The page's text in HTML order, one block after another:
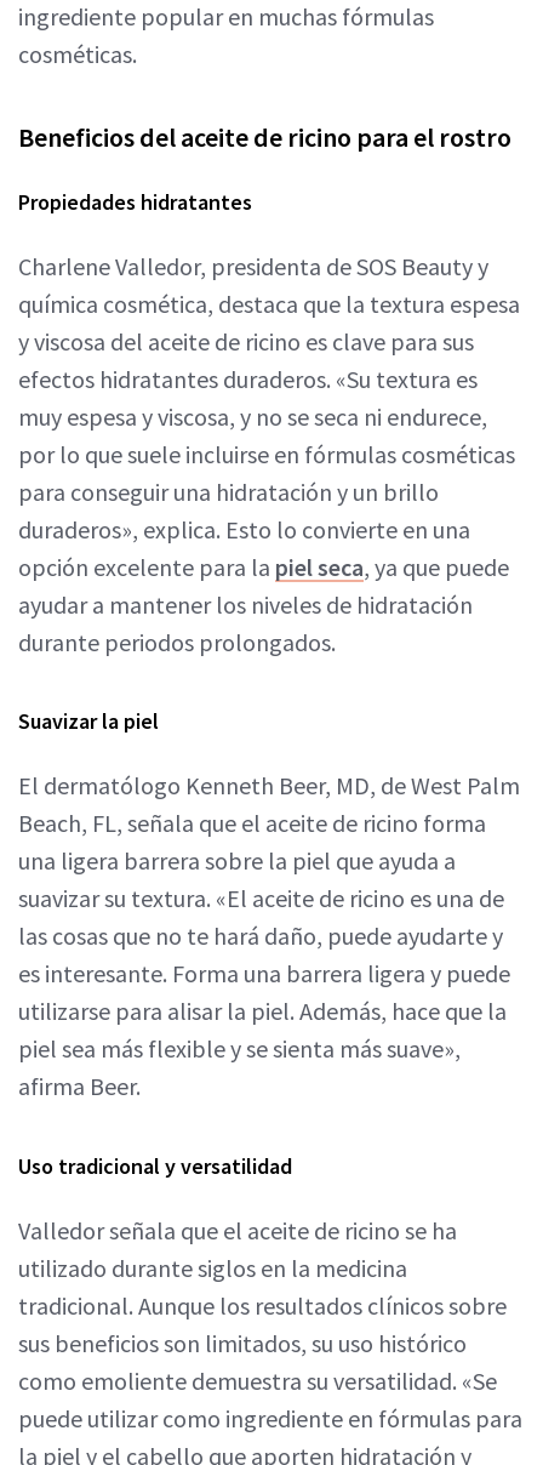
ingrediente popular en muchas fórmulas
cosméticas.
Beneficios del aceite de ricino para el rostro
Propiedades hidratantes
Charlene Valledor, presidenta de SOS Beauty y
química cosmética, destaca que la textura espesa
y viscosa del aceite de ricino es clave para sus
efectos hidratantes duraderos. «Su textura es
muy espesa y viscosa, y no se seca ni endurece,
por lo que suele incluirse en fórmulas cosméticas
para conseguir una hidratación y un brillo
duraderos», explica. Esto lo convierte en una
opción excelente para la piel seca, ya que puede
ayudar a mantener los niveles de hidratación
durante periodos prolongados.
Suavizar la piel
El dermatólogo Kenneth Beer, MD, de West Palm
Beach, FL, señala que el aceite de ricino forma
una ligera barrera sobre la piel que ayuda a
suavizar su textura. «El aceite de ricino es una de
las cosas que no te hará daño, puede ayudarte y
es interesante. Forma una barrera ligera y puede
utilizarse para alisar la piel. Además, hace que la
piel sea más flexible y se sienta más suave»,
afirma Beer.
Uso tradicional y versatilidad
Valledor señala que el aceite de ricino se ha
utilizado durante siglos en la medicina
tradicional. Aunque los resultados clínicos sobre
sus beneficios son limitados, su uso histórico
como emoliente demuestra su versatilidad. «Se
puede utilizar como ingrediente en fórmulas para
la piel y el cabello que aporten hidratación y